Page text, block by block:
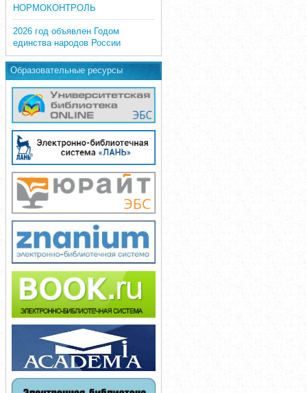
НОРМОКОНТРОЛЬ
2026 год объявлен Годом
единства народов России
Образовательные ресурсы